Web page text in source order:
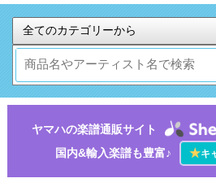
ヤマハの楽譜通販サイト
国内&輸入楽譜も豊富♪
★キ